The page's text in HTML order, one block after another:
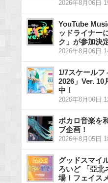
2026年8月06日
YouTube
ッドライナー
ク」が参加決
2026年8月06日
1/7スケールフ
2026」Ver. 10
中！
2026年8月06日
ボカロ音楽を
ブ企画！
2026年8月05日
グッドスマイ
ろいど 「亞北
場！フェイス